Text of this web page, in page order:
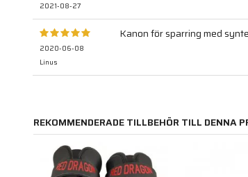
2021-08-27
2020-06-08
Linus
Kanon för sparring med
REKOMMENDERADE TILLBEHÖR TILL DENNA